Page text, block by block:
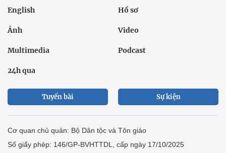
English Hồ sơ
Ảnh Video
Multimedia Podcast
24h qua
Tuyến bài Sự kiện
Cơ quan chủ quản: Bộ Dân tộc và Tôn giáo
Số giấy phép: 146/GP-BVHTTDL, cấp ngày 17/10/2025